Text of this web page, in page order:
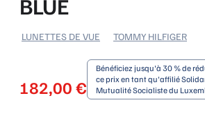
BLUE
LUNETTES DE VUE TOMMY HILFIGER
182,00 €
Bénéficiez jusqu'à 30 % de
ce prix en tant qu'affilié
Mutualité Socialiste du